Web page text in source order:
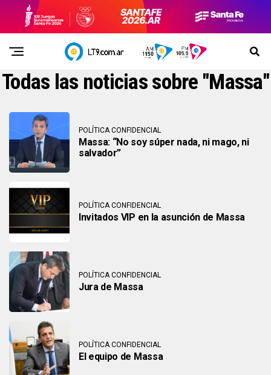
Todas las noticias sobre "Massa"
POLÍTICA CONFIDENCIAL
Massa: “No soy súper nada, ni mago, ni
salvador”
POLÍTICA CONFIDENCIAL
Invitados VIP en la asunción de Massa
POLÍTICA CONFIDENCIAL
Jura de Massa
POLÍTICA CONFIDENCIAL
El equipo de Massa